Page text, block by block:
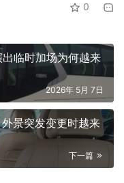
0
临时加场为何越来
2026年 5月 7日
景突发变更时越来
下一篇